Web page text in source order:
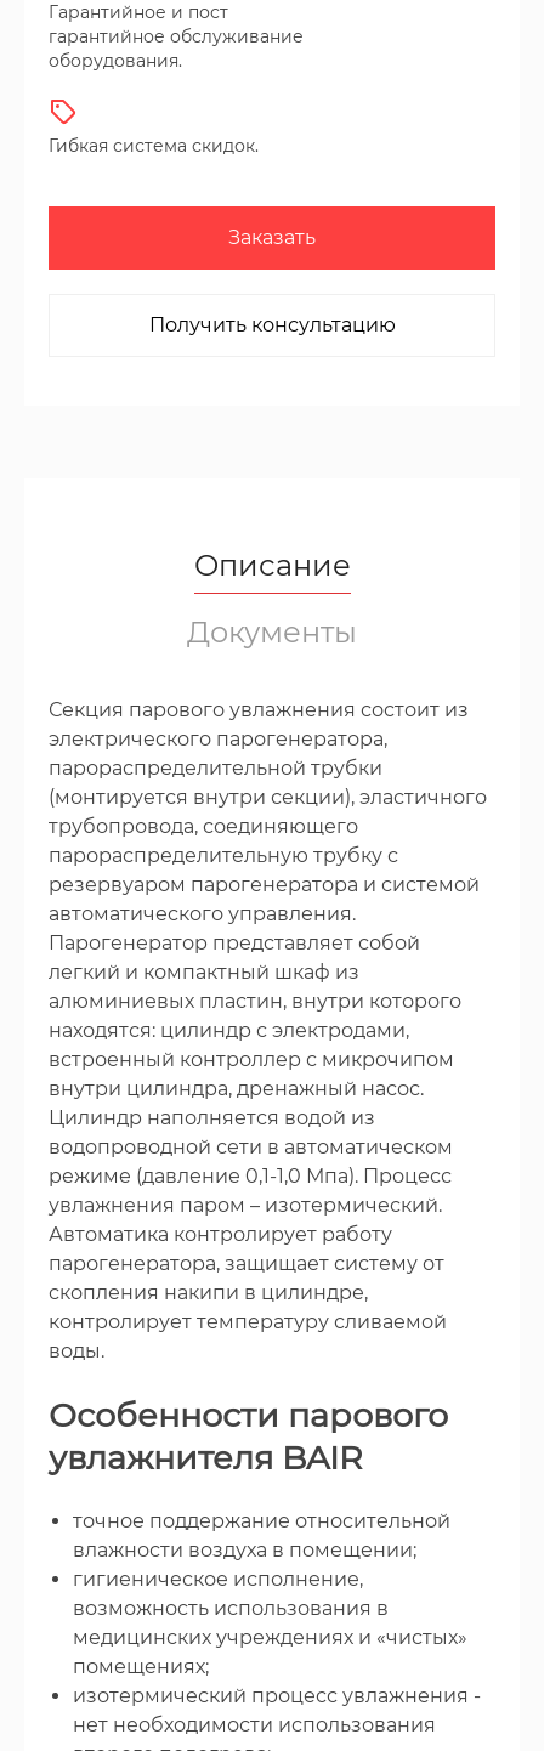
Гарантийное и пост
гарантийное обслуживание
оборудования.
Гибкая система скидок.
Заказать
Получить консультацию
Описание
Документы
Секция парового увлажнения состоит из
электрического парогенератора,
парораспределительной трубки
(монтируется внутри секции), эластичного
трубопровода, соединяющего
парораспределительную трубку с
резервуаром парогенератора и системой
автоматического управления.
Парогенератор представляет собой
легкий и компактный шкаф из
алюминиевых пластин, внутри которого
находятся: цилиндр с электродами,
встроенный контроллер с микрочипом
внутри цилиндра, дренажный насос.
Цилиндр наполняется водой из
водопроводной сети в автоматическом
режиме (давление 0,1-1,0 Мпа). Процесс
увлажнения паром – изотермический.
Автоматика контролирует работу
парогенератора, защищает систему от
скопления накипи в цилиндре,
контролирует температуру сливаемой
воды.
Особенности парового
увлажнителя BAIR
точное поддержание относительной
влажности воздуха в помещении;
гигиеническое исполнение,
возможность использования в
медицинских учреждениях и «чистых»
помещениях;
изотермический процесс увлажнения -
нет необходимости использования